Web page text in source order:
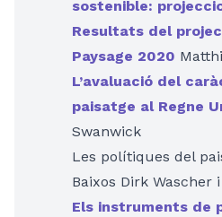
sostenible:
Resultats del
Paysage 2020
L’avaluació del
paisatge al Regne
Swanwick
Les polítiques del
Baixos Dirk Wascher
Els instruments de